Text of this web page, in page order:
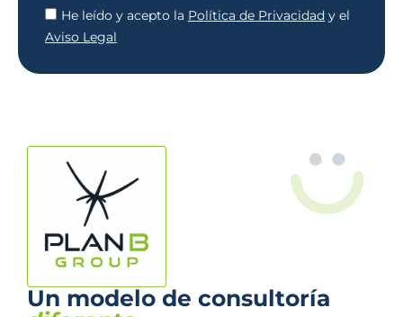
He leído y acepto la Política de Privacidad y el
Aviso Legal
Un modelo de consultoría